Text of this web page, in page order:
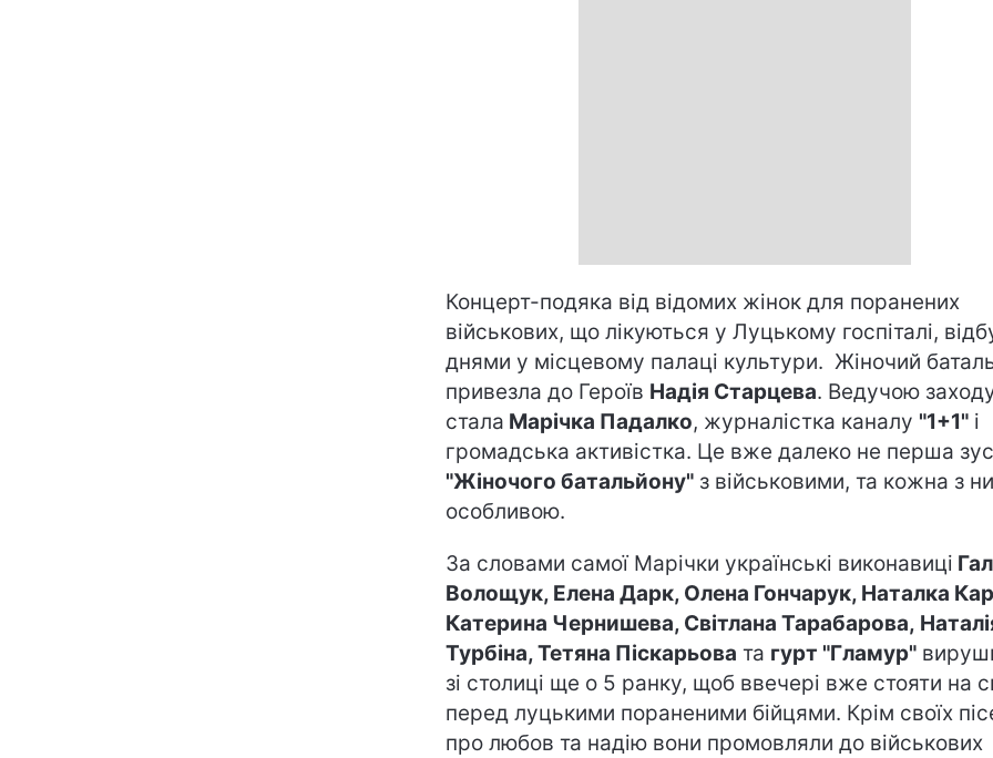
Концерт-подяка від відомих жінок для поранених
військових, що лікуються у Луцькому госпіталі,
днями у місцевому палаці культури. Жіночий
привезла до Героїв Надія Старцева. Ведучою
стала Марічка Падалко, журналістка каналу "1+1" і
громадська активістка. Це вже далеко не перша
"Жіночого батальйону" з військовими, та кожна з
особливою.
За словами самої Марічки українські виконавиці
Волощук, Елена Дарк, Олена Гончарук, Наталка
Катерина Чернишева, Світлана Тарабарова,
Турбіна, Тетяна Піскарьова та гурт "Гламур"
зі столиці ще о 5 ранку, щоб ввечері вже стояти на
перед луцькими пораненими бійцями. Крім своїх
про любов та надію вони промовляли до військових